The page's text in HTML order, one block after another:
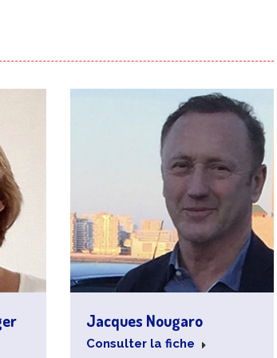
Jacques Nougaro
Consulter la fiche